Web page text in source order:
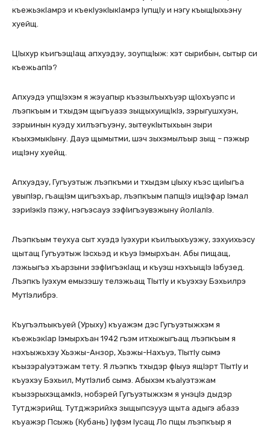
къежьэкIамрэ и къекIуэкIыкIамрэ IупщIу и нэгу къыщIыхьэну
хуейщ.
ЦIыхур къигъэщIащ апхуэдэу, зоупщIыж: хэт сырибын, сытыр си
къежьапIэ?
Апхуэдэ упщIэхэм я жэуапыр къэзылъыхъуэр щIохъуэпс и
лъэпкъым и тхыдэм щыгъуазэ зыщыхуищIкIэ, зэрыгушхуэн,
зэрыинын куэду хилъэгъуэну, зытеукIытыхьын зыри
къыхэмыкIыну. Дауэ щымытми, шэч зыхэмылъыр зыщ – пэжыр
ищIэну хуейщ.
Апхуэдэу, Гугъуэтыж лъэпкъми и тхыдэм цIыху къэс щиIыгъа
увыпIэр, гъащIэм щигъэхъар, лъэпкъым папщIэ ищIэфар Iэмал
зэриIэкIэ пэжу, нэгъэсауэ зэфIигъэувэжыну йолIалIэ.
Лъэпкъым теухуа сыт хуэдэ Iуэхури къилъыхъуэжу, зэхуихьэсу
щытащ Гугъуэтыж Iэсхьэд и къуэ Iэмырхъан. Абы пищащ,
лэжьыгъэ хъарзыни зэфIигъэкIащ и къуэш нэхъыщIэ Iэбузед.
Лъэпкъ Iуэхум емызэшу телэжьащ ТIытIу и къуэхэу Бэхьилрэ
МутIэлибрэ.
Къугъэлъыкъуей (Урыху) къуажэм дэс Гугъуэтыжхэм я
къежьэкIар Iэмырхъан 1942 гъэм итхыжыгъащ лъэпкъым я
нэхъыжьхэу Хьэжы-Анзор, Хьэжы-Нахъуэ, ТIытIу сымэ
къызэраIуэтэжам тету. Я лъэпкъ тхыдэр фIыуэ ящIэрт ТIытIу и
къуэхэу Бэхьил, МутIэлиб сымэ. Абыхэм къаIуэтэжам
къызэрыхэщамкIэ, нобэрей Гугъуэтыжхэм я унэцIэ дыдэр
Тутджэрийщ. Тутджэрийхэ зыщыпсэууэ щыта адыгэ абазэ
къуажэр Псыжь (Кубань) Iуфэм Iусащ Ло пщы лъэпкъыр я